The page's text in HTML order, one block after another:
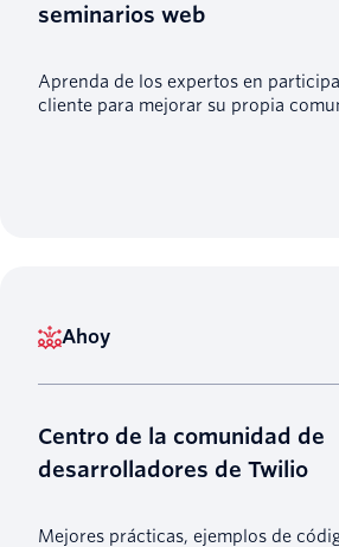
seminarios web
Aprenda de los expertos en
cliente para mejorar su propia
Ahoy
Centro de la comunidad de
desarrolladores de Twilio
Mejores prácticas, ejemplos de